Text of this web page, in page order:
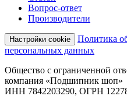
Вопрос-ответ
Производители
Настройки cookie
Политика
персональных данных
Общество с ограниченной
компания «Подшипник шоп»
ИНН 7842203290, ОГРН